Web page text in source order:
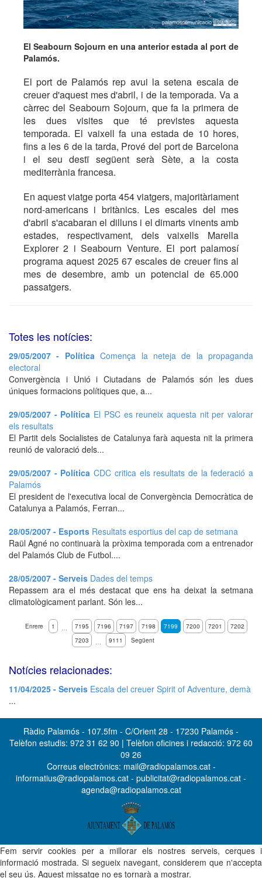
El Seabourn Sojourn en una anterior estada al port de
Palamós.
El port de Palamós rep avui la setena escala de
creuer d'aquest mes d'abril, i de la temporada. Va a
càrrec del Seabourn Sojourn, que fa la primera de
les dues visites que té previstes aquesta
temporada. El vaixell fa una estada de 10 hores,
fins a les 6 de la tarda, Prové del port de Barcelona
i el seu destï següent serà Sète, a la costa
mediterrània francesa.
En aquest viatge porta 454 viatgers, majoritàriament
nord-americans i britànics. Les escales del mes
d'abril s'acabaran el dilluns i el dimarts vinents amb
estades, respectivament, dels vaixells Marella
Explorer 2 i Seabourn Venture. El port palamosí
programa aquest 2025 67 escales de creuer fins al
mes de desembre, amb un potencial de 65.000
passatgers.
Totes les notícies:
29/05/2007 - PolíticaComença la neteja de la propaganda
electoral
Convergència i Unió i Ciutadans de Palamós són les dues
úniques formacions polítiques que, a...
29/05/2007 - Política El PSC es reuneix aquesta nit per valorar
els resultats
El Partit dels Socialistes de Catalunya farà aquesta nit la primera
reunió de valoració dels...
29/05/2007 - PolíticaCDC critica els resultats de la federació a
Palamós
El president de l'executiva local de Convergència Democràtica de
Catalunya a Palamós, Ferran...
28/05/2007 - Esports Resultats esportius del cap de setmana
Raül Agné no continuarà la pròxima temporada com a entrenador
del Palamós Club de Futbol....
28/05/2007 - Serveis Dades del temps
Repassem ara el més destacat que ens ha deixat la setmana
climatològicament parlant. Són les...
Enrere 1 … 7195 7196 7197 7198 7199 7200 7201
7202
7203
… 9111 Següent
Notícies relacionades:
11/04/2025 - Serveis Escala del creuer Spirit of Adventure, demà
...
Ràdio Palamós - 107.5fm - C/Orient 28 - 17230 Palamós -
Telèfon estudis: 972 31 62 90 | Telèfon oficines i redacció: 972 60
09 26
Correus electrònics: mail@radiopalamos.cat -
informatius@radiopalamos.cat - publicitat@radiopalamos.cat -
agenda@radiopalamos.cat
Fem servir cookies per a millorar els nostres serveis, cerques i
informació mostrada. Si segueix navegant, considerem que n'accepta
el seu ús. Aquest missatge no es tornarà a mostrar.